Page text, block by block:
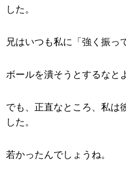
した。
兄はいつも私に「強く振っ
ボールを潰そうとするなと
でも、正直なところ、私は
した。
若かったんでしょうね。